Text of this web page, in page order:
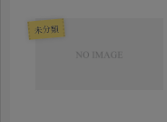
未分類